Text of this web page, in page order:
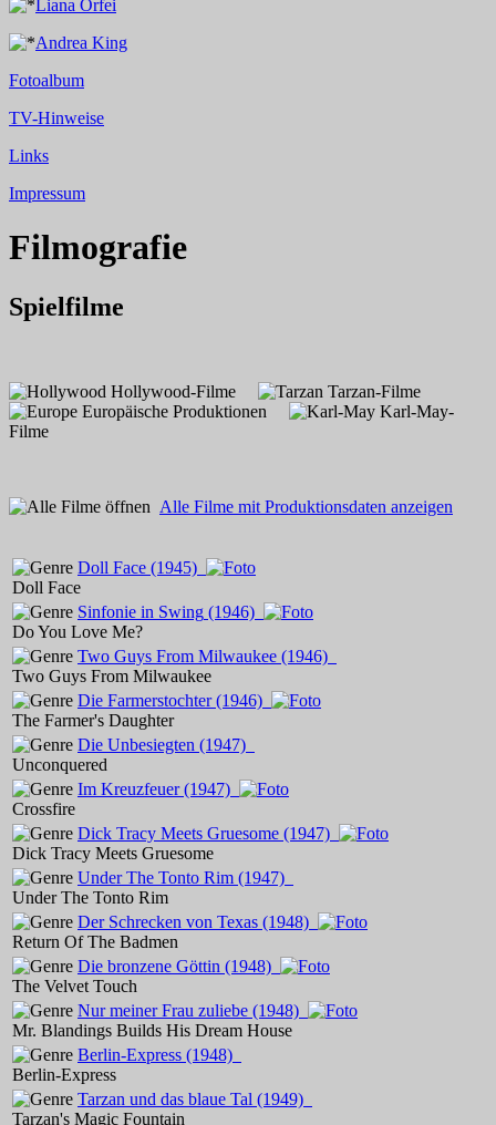
Liana Orfei
Andrea King
Fotoalbum
TV-Hinweise
Links
Impressum
Filmografie
Spielfilme
Hollywood-Filme
Tarzan-Filme
Europäische Produktionen
Karl-May-
Filme
Alle Filme mit Produktionsdaten anzeigen
Doll Face (1945)
Doll Face
Sinfonie in Swing (1946)
Do You Love Me?
Two Guys From Milwaukee (1946)
Two Guys From Milwaukee
Die Farmerstochter (1946)
The Farmer's Daughter
Die Unbesiegten (1947)
Unconquered
Im Kreuzfeuer (1947)
Crossfire
Dick Tracy Meets Gruesome (1947)
Dick Tracy Meets Gruesome
Under The Tonto Rim (1947)
Under The Tonto Rim
Der Schrecken von Texas (1948)
Return Of The Badmen
Die bronzene Göttin (1948)
The Velvet Touch
Nur meiner Frau zuliebe (1948)
Mr. Blandings Builds His Dream House
Berlin-Express (1948)
Berlin-Express
Tarzan und das blaue Tal (1949)
Tarzan's Magic Fountain